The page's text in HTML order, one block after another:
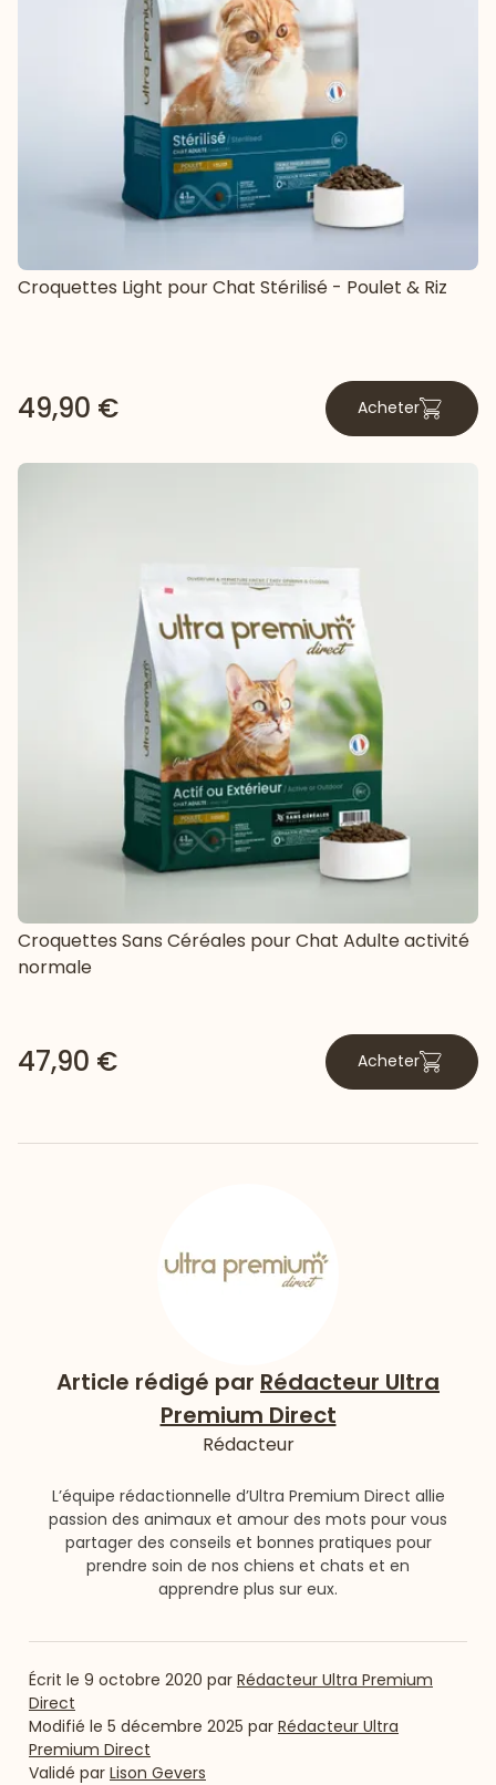
Croquettes Light pour Chat Stérilisé - Poulet & Riz
49,90 € Acheter
Croquettes Sans Céréales pour Chat Adulte activité
normale
47,90 € Acheter
Article rédigé par Rédacteur Ultra
Premium Direct
Rédacteur
L’équipe rédactionnelle d’Ultra Premium Direct allie
passion des animaux et amour des mots pour vous
partager des conseils et bonnes pratiques pour
prendre soin de nos chiens et chats et en
apprendre plus sur eux.
Écrit le 9 octobre 2020 par Rédacteur Ultra Premium
Direct
Modifié le 5 décembre 2025 par Rédacteur Ultra
Premium Direct
Validé par Lison Gevers